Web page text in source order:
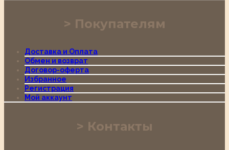
Покупателям
Доставка и Оплата
Обмен и возврат
Договор-оферта
Избранное
Регистрация
Мой аккаунт
Контакты